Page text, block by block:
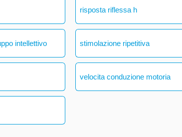
risposta riflessa h
intellettivo stimolazione ripetitiva
velocita conduzione motoria